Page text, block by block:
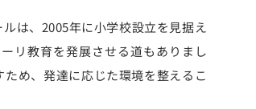
は、2005年に小学校設立を見据え
リ教育を発展させる道もありまし
め、発達に応じた環境を整えるこ